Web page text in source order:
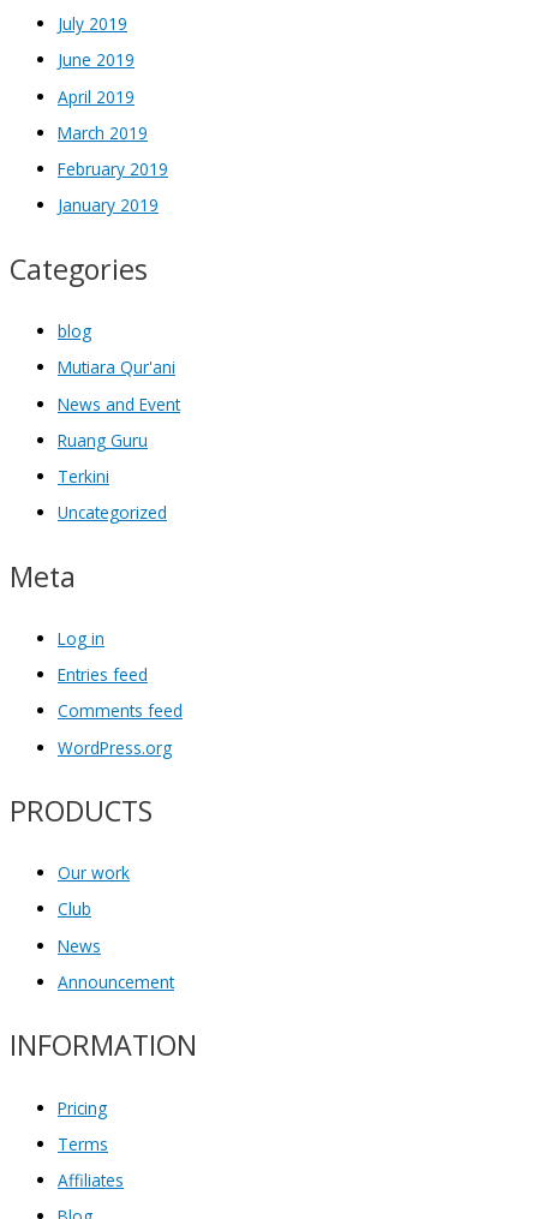
July 2019
June 2019
April 2019
March 2019
February 2019
January 2019
Categories
blog
Mutiara Qur'ani
News and Event
Ruang Guru
Terkini
Uncategorized
Meta
Log in
Entries feed
Comments feed
WordPress.org
PRODUCTS
Our work
Club
News
Announcement
INFORMATION
Pricing
Terms
Affiliates